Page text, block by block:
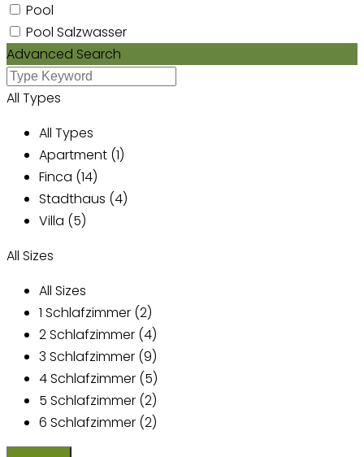
Pool
Pool Salzwasser
Advanced Search
All Types
All Types
Apartment (1)
Finca (14)
Stadthaus (4)
Villa (5)
All Sizes
All Sizes
1 Schlafzimmer (2)
2 Schlafzimmer (4)
3 Schlafzimmer (9)
4 Schlafzimmer (5)
5 Schlafzimmer (2)
6 Schlafzimmer (2)